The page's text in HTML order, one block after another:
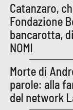
Imprese Di
Le perfidie di
Venti di
STREAMING
Catanzaro,
Fondazione
bancarotta,
NOMI
Morte di
parole: alla
del network